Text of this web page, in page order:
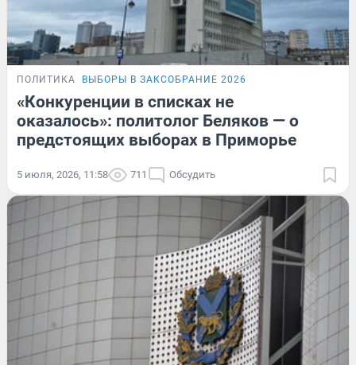
ПОЛИТИКА ВЫБОРЫ В ЗАКСОБРАНИЕ 2026
«Конкуренции в списках не
оказалось»: политолог Беляков — о
предстоящих выборах в Приморье
5 июля, 2026, 11:58 711 Обсудить